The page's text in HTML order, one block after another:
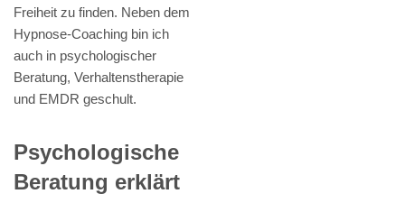
Freiheit zu finden. Neben dem
Hypnose-Coaching bin ich
auch in psychologischer
Beratung, Verhaltenstherapie
und EMDR geschult.
Psychologische
Beratung erklärt